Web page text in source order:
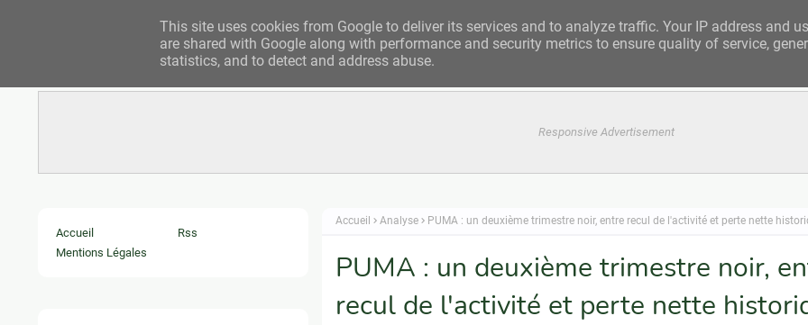
Responsive Advertisement
Accueil
Rss
Mentions Légales
Accueil Analyse PUMA : un deuxième trimestre noir, entre recul de l'activité et perte nette
PUMA : un deuxième trimestre noir,
recul de l'activité et perte nette
This site uses cookies from Google to deliver its services and to analyze traffic. Your IP address and
are shared with Google along with performance and security metrics to ensure quality of service,
statistics, and to detect and address abuse.